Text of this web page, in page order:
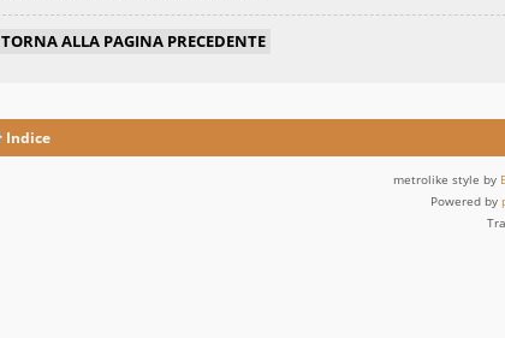
TORNA ALLA PAGINA PRECEDENTE
Indice
metrolike style by
Powered by